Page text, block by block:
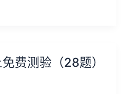
费测验（28题）